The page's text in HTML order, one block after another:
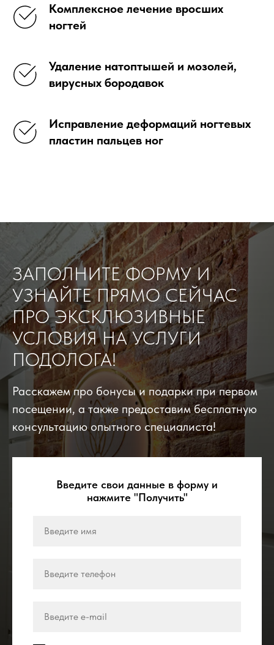
Комплексное лечение вросших
ногтей
Удаление натоптышей и мозолей,
вирусных бородавок
Исправление деформаций ногтевых
пластин пальцев ног
ЗАПОЛНИТЕ ФОРМУ И
УЗНАЙТЕ ПРЯМО СЕЙЧАС
ПРО ЭКСКЛЮЗИВНЫЕ
УСЛОВИЯ НА УСЛУГИ
ПОДОЛОГА!
Расскажем про бонусы и подарки при первом
посещении, а также предоставим бесплатную
консультацию опытного специалиста!
Введите свои данные в форму и
нажмите "Получить"